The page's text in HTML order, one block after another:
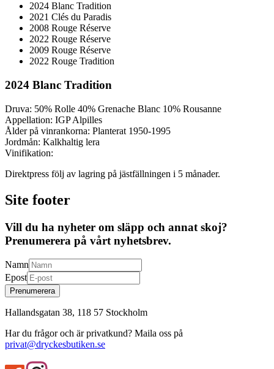
2024 Blanc Tradition
2021 Clés du Paradis
2008 Rouge Réserve
2022 Rouge Réserve
2009 Rouge Réserve
2022 Rouge Tradition
2024 Blanc Tradition
Druva: 50% Rolle 40% Grenache Blanc 10% Rousanne
Appellation: IGP Alpilles
Ålder på vinrankorna: Planterat 1950-1995
Jordmån: Kalkhaltig lera
Vinifikation:
Direktpress följ av lagring på jästfällningen i 5 månader.
Site footer
Vill du ha nyheter om släpp och annat skoj?
Prenumerera på vårt nyhetsbrev.
Namn
Epost
Prenumerera
Hallandsgatan 38, 118 57 Stockholm
Har du frågor och är privatkund? Maila oss på
privat@dryckesbutiken.se